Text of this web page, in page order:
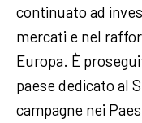
continuato ad
mercati e nel
Europa. È
paese dedicato al
campagne nei